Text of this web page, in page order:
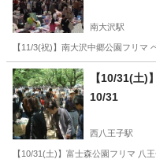
南大沢駅
【11/3(祝)】南大沢中郷公園フリ
東京 八王子市 南大沢駅
【10/31(土)
10/31
西八王子駅
【10/31(土)】富士森公園フリマ 八